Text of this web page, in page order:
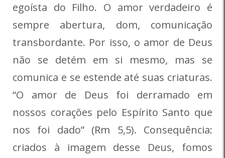
egoísta do Filho. O amor verdadeiro é
sempre abertura, dom, comunicação
transbordante. Por isso, o amor de Deus
não se detém em si mesmo, mas se
comunica e se estende até suas criaturas.
“O amor de Deus foi derramado em
nossos corações pelo Espírito Santo que
nos foi dado” (Rm 5,5). Consequência:
criados à imagem desse Deus, fomos